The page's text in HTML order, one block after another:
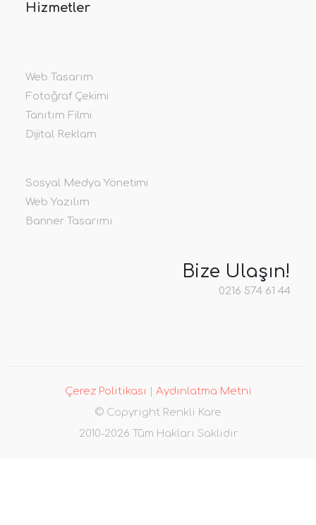
Hizmetler
Web Tasarım
Fotoğraf Çekimi
Tanıtım Filmi
Dijital Reklam
Sosyal Medya Yönetimi
Web Yazılım
Banner Tasarımı
Bize Ulaşın!
0216 574 61 44
Çerez Politikası
Aydınlatma Metni
© Copyright Renkli Kare
2010-2026 Tüm Hakları Saklıdır